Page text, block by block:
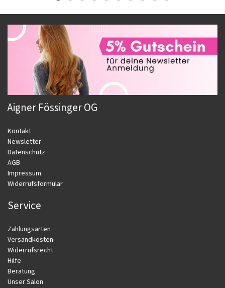
Aigner Fössinger OG
Kontakt
Newsletter
Datenschutz
AGB
Impressum
Widerrufsformular
Service
Zahlungsarten
Versandkosten
Widerrufsrecht
Hilfe
Beratung
Unser Salon